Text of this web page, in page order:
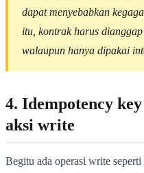
dapat menyebabkan
itu, kontrak harus
walaupun hanya dipakai
4. Idempotency
aksi write
Begitu ada operasi write